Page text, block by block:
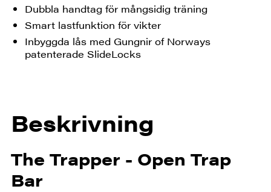
Dubbla handtag för mångsidig träning
Smart lastfunktion för vikter
Inbyggda lås med Gungnir of Norways
patenterade SlideLocks
Beskrivning
The Trapper - Open Trap
Bar